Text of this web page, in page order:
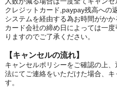
クレジットカード,paypay残高への
システムを経由する為お時間がかか
カード会社の締め日によっては一
りますのでご了承ください。
【キャンセルの流れ】
キャンセルポリシーをご確認の上
法にてご連絡をいただけた場合、
す。